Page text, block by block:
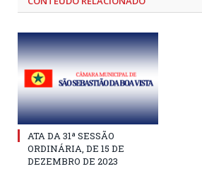
ATA DA 31ª SESSÃO
ORDINÁRIA, DE 15 DE
DEZEMBRO DE 2023